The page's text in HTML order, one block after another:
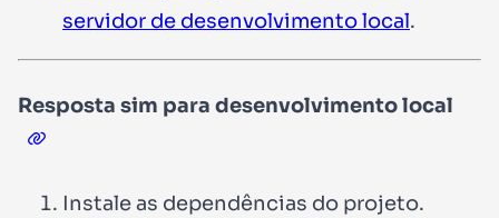
servidor de desenvolvimento local.
Resposta sim para desenvolvimento local
Instale as dependências do projeto.